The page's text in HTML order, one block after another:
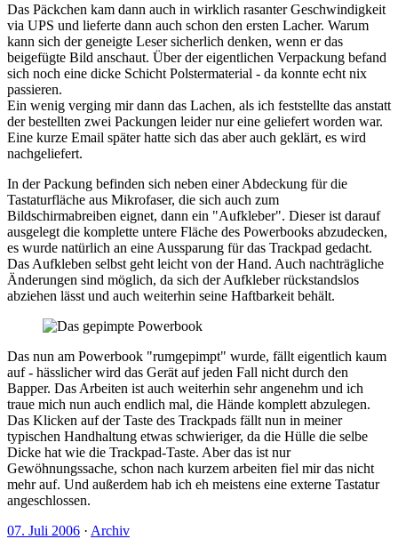
Das Päckchen kam dann auch in wirklich rasanter Geschwindigkeit
via UPS und lieferte dann auch schon den ersten Lacher. Warum
kann sich der geneigte Leser sicherlich denken, wenn er das
beigefügte Bild anschaut. Über der eigentlichen Verpackung befand
sich noch eine dicke Schicht Polstermaterial - da konnte echt nix
passieren.
Ein wenig verging mir dann das Lachen, als ich feststellte das anstatt
der bestellten zwei Packungen leider nur eine geliefert worden war.
Eine kurze Email später hatte sich das aber auch geklärt, es wird
nachgeliefert.
In der Packung befinden sich neben einer Abdeckung für die
Tastaturfläche aus Mikrofaser, die sich auch zum
Bildschirmabreiben eignet, dann ein "Aufkleber". Dieser ist darauf
ausgelegt die komplette untere Fläche des Powerbooks abzudecken,
es wurde natürlich an eine Aussparung für das Trackpad gedacht.
Das Aufkleben selbst geht leicht von der Hand. Auch nachträgliche
Änderungen sind möglich, da sich der Aufkleber rückstandslos
abziehen lässt und auch weiterhin seine Haftbarkeit behält.
Das nun am Powerbook "rumgepimpt" wurde, fällt eigentlich kaum
auf - hässlicher wird das Gerät auf jeden Fall nicht durch den
Bapper. Das Arbeiten ist auch weiterhin sehr angenehm und ich
traue mich nun auch endlich mal, die Hände komplett abzulegen.
Das Klicken auf der Taste des Trackpads fällt nun in meiner
typischen Handhaltung etwas schwieriger, da die Hülle die selbe
Dicke hat wie die Trackpad-Taste. Aber das ist nur
Gewöhnungssache, schon nach kurzem arbeiten fiel mir das nicht
mehr auf. Und außerdem hab ich eh meistens eine externe Tastatur
angeschlossen.
07. Juli 2006 · Archiv